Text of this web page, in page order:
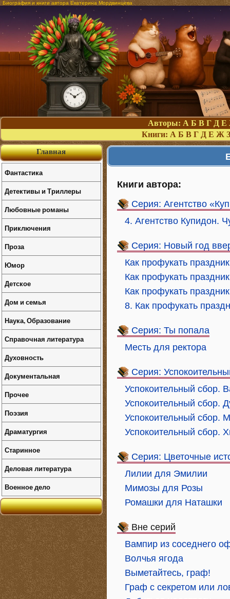
Биография и книги автора Екатерина Мордвинцева
Авторы: А Б В Г Д Е
Книги: А Б В Г Д Е Ж З
Книги автора:
Серия: Агентство
4. Агентство Купидон.
Серия: Новый год
Как профукать
Как профукать
Как профукать
8. Как профукать
Серия: Ты попала
Месть для ректора
Серия:
Успокоительный сбор.
Успокоительный сбор.
Успокоительный сбор.
Успокоительный сбор.
Серия: Цветочные
Лилии для Эмилии
Мимозы для Розы
Ромашки для Наташки
Вне серий
Вампир из соседнего
Волчья ягода
Выметайтесь, граф!
Граф с секретом или
Главная
Фантастика
Детективы и Триллеры
Любовные романы
Приключения
Проза
Юмор
Детское
Дом и семья
Наука, Образование
Справочная литература
Духовность
Документальная
Прочее
Поэзия
Драматургия
Старинное
Деловая литература
Военное дело